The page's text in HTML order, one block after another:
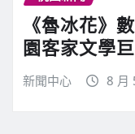
《魯冰花》
園客家文學
新聞中心 8 月